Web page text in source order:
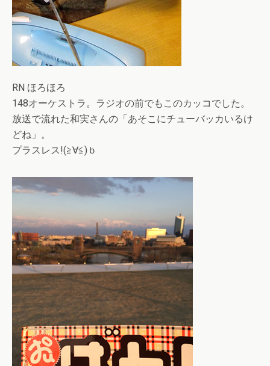
RN ほろほろ
148オーケストラ。ラジオの前でもこのカッコでした。
放送で流れた和実さんの「あそこにチューバッカいるけ
どね」。
プラスレス!(≧∀≦)ｂ